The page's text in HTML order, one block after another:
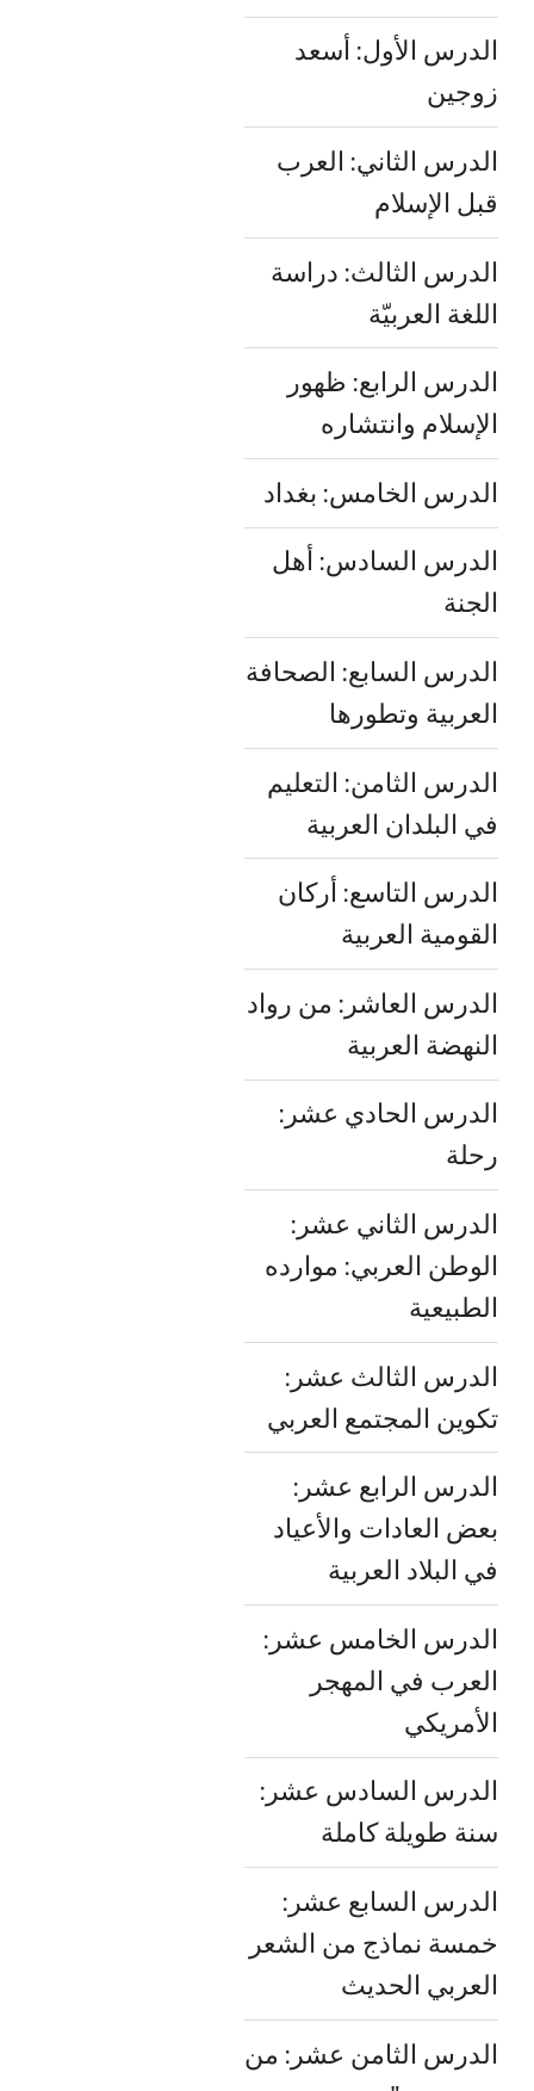
الدرس الأول: أسعد
زوجين
الدرس الثاني: العرب
قبل الإسلام
الدرس الثالث: دراسة
اللغة العربيّة
الدرس الرابع: ظهور
الإسلام وانتشاره
الدرس الخامس: بغداد
الدرس السادس: أهل
الجنة
الدرس السابع: الصحافة
العربية وتطورها
الدرس الثامن: التعليم
في البلدان العربية
الدرس التاسع: أركان
القومية العربية
الدرس العاشر: من رواد
النهضة العربية
الدرس الحادي عشر:
رحلة
الدرس الثاني عشر:
الوطن العربي: موارده
الطبيعية
الدرس الثالث عشر:
تكوين المجتمع العربي
الدرس الرابع عشر:
بعض العادات والأعياد
في البلاد العربية
الدرس الخامس عشر:
العرب في المهجر
الأمريكي
الدرس السادس عشر:
سنة طويلة كاملة
الدرس السابع عشر:
خمسة نماذج من الشعر
العربي الحديث
الدرس الثامن عشر: من